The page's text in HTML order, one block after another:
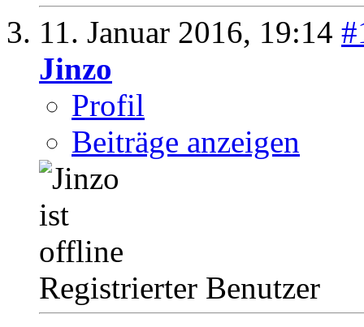
11. Januar 2016, 19:14
Jinzo
Profil
Beiträge anzeigen
Registrierter Benutzer